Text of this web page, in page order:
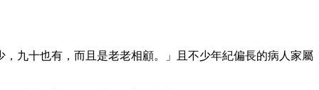
九十也有，而且是老老相顧。」且 不少年紀偏長的病人家屬